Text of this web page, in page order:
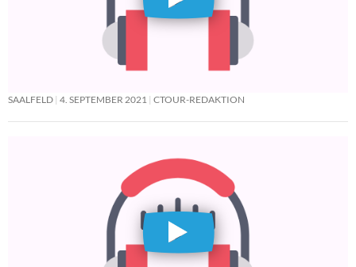
SAALFELD 4. SEPTEMBER 2021 CTOUR-REDAKTION